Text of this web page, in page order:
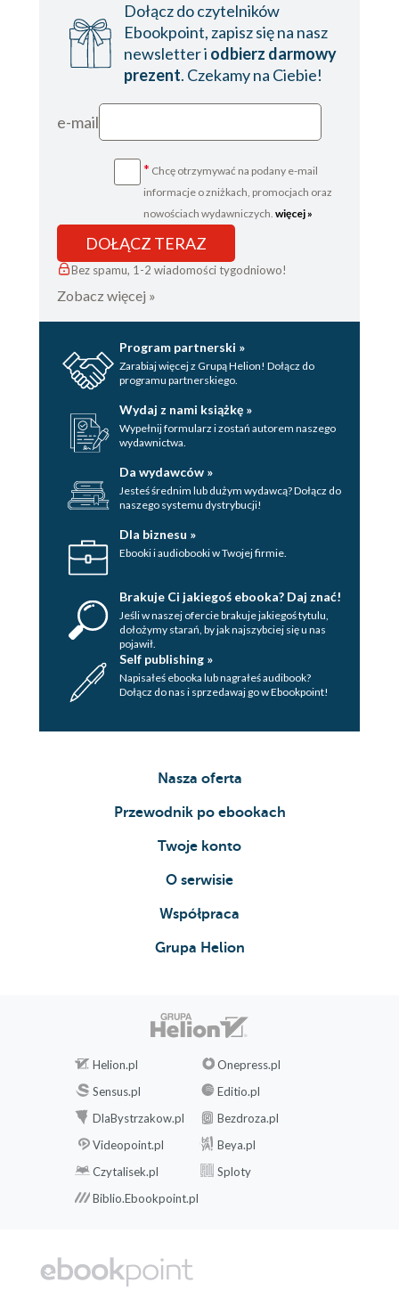
Dołącz do czytelników
Ebookpoint, zapisz się na nasz
newsletter i odbierz darmowy
prezent. Czekamy na Ciebie!
e-mail
* Chcę otrzymywać na podany e-mail
informacje o zniżkach, promocjach oraz
nowościach wydawniczych. więcej »
DOŁĄCZ TERAZ
Bez spamu, 1-2 wiadomości tygodniowo!
Zobacz więcej »
Program partnerski »
Zarabiaj więcej z Grupą Helion! Dołącz do
programu partnerskiego.
Wydaj z nami książkę »
Wypełnij formularz i zostań autorem naszego
wydawnictwa.
Da wydawców »
Jesteś średnim lub dużym wydawcą? Dołącz do
naszego systemu dystrybucji!
Dla biznesu »
Ebooki i audiobooki w Twojej firmie.
Brakuje Ci jakiegoś ebooka? Daj znać!
Jeśli w naszej ofercie brakuje jakiegoś tytulu,
dołożymy starań, by jak najszybciej się u nas
pojawił.
Self publishing »
Napisałeś ebooka lub nagrałeś audibook?
Dołącz do nas i sprzedawaj go w Ebookpoint!
Nasza oferta
Przewodnik po ebookach
Twoje konto
O serwisie
Współpraca
Grupa Helion
Helion.pl
Onepress.pl
Sensus.pl
Editio.pl
DlaBystrzakow.pl
Bezdroza.pl
Videopoint.pl
Beya.pl
Czytalisek.pl
Sploty
Biblio.Ebookpoint.pl